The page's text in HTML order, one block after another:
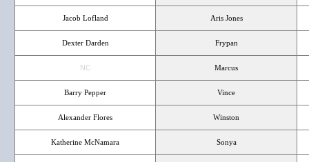
Jacob Lofland Aris Jones
Dexter Darden Frypan
NC Marcus
Barry Pepper Vince
Alexander Flores Winston
Katherine McNamara Sonya